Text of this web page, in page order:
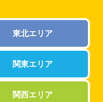
東北エリア
関東エリア
関西エリア